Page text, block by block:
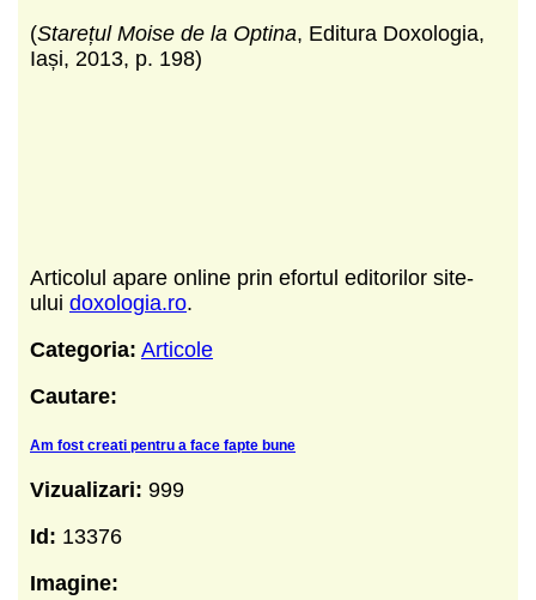
(Starețul Moise de la Optina, Editura Doxologia,
Iași, 2013, p. 198)
Articolul apare online prin efortul editorilor site-
ului doxologia.ro.
Categoria: Articole
Cautare:
Am fost creati pentru a face fapte bune
Vizualizari: 999
Id: 13376
Imagine: